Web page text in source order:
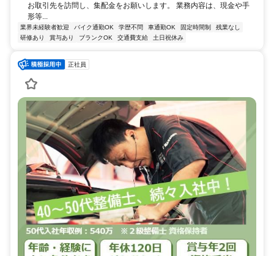
お取引先を訪問し、集配金をお願いします。 業務内容は、現金や手
形等...
業界未経験者歓迎 バイク通勤OK 学歴不問 車通勤OK 固定時間制
残業なし
研修あり
賞与あり ブランクOK 交通費支給 土日祝休み
正社員